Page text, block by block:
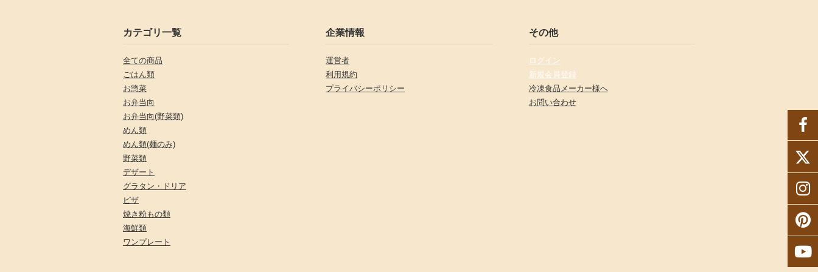
カテゴリ一覧
全ての商品
ごはん類
お惣菜
お弁当向
お弁当向(野菜類)
めん類
めん類(麺のみ)
野菜類
デザート
グラタン・ドリア
ピザ
焼き粉もの類
海鮮類
ワンプレート
企業情報
運営者
利用規約
プライバシーポリシー
その他
ログイン
新規会員登録
冷凍食品メーカー様へ
お問い合わせ